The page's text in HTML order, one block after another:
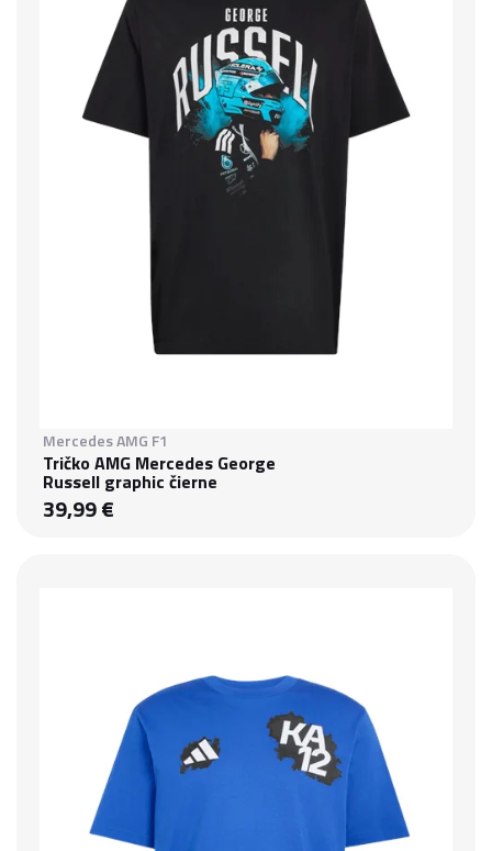
Mercedes AMG F1
Tričko AMG Mercedes George
Russell graphic čierne
39,99 €